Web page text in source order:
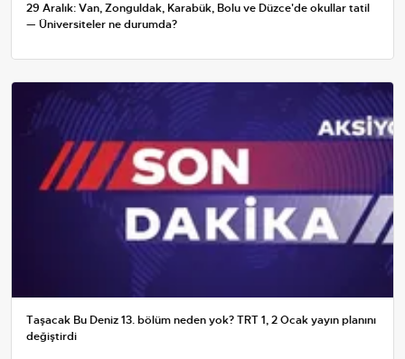
29 Aralık: Van, Zonguldak, Karabük, Bolu ve Düzce'de okullar tatil
— Üniversiteler ne durumda?
Taşacak Bu Deniz 13. bölüm neden yok? TRT 1, 2 Ocak yayın planını
değiştirdi